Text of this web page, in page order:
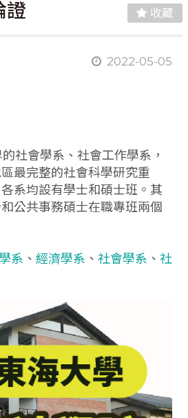
證 收藏
2022-05-05
社會學系、社會工作學系，
最完整的社會科學研究重
系均設有學士和碩士班。其
公共事務碩士在職專班兩個
系 、 經濟學系 、 社會學系 、 社